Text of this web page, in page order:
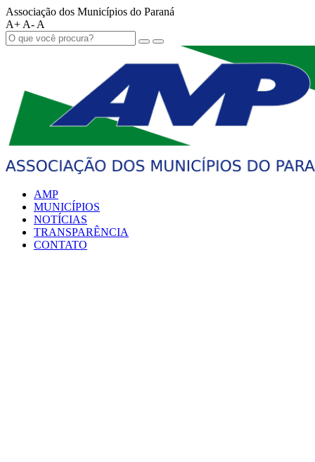
Associação dos Municípios do Paraná
A+ A- A
AMP
MUNICÍPIOS
NOTÍCIAS
TRANSPARÊNCIA
CONTATO